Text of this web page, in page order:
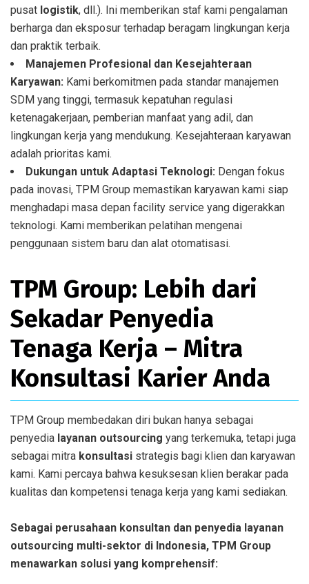
pusat logistik, dll.). Ini memberikan staf kami pengalaman
berharga dan eksposur terhadap beragam lingkungan kerja
dan praktik terbaik.
Manajemen Profesional dan Kesejahteraan
Karyawan: Kami berkomitmen pada standar manajemen
SDM yang tinggi, termasuk kepatuhan regulasi
ketenagakerjaan, pemberian manfaat yang adil, dan
lingkungan kerja yang mendukung. Kesejahteraan karyawan
adalah prioritas kami.
Dukungan untuk Adaptasi Teknologi: Dengan fokus
pada inovasi, TPM Group memastikan karyawan kami siap
menghadapi masa depan facility service yang digerakkan
teknologi. Kami memberikan pelatihan mengenai
penggunaan sistem baru dan alat otomatisasi.
TPM Group: Lebih dari
Sekadar Penyedia
Tenaga Kerja – Mitra
Konsultasi Karier Anda
TPM Group membedakan diri bukan hanya sebagai
penyedia layanan outsourcing yang terkemuka, tetapi juga
sebagai mitra konsultasi strategis bagi klien dan karyawan
kami. Kami percaya bahwa kesuksesan klien berakar pada
kualitas dan kompetensi tenaga kerja yang kami sediakan.
Sebagai perusahaan konsultan dan penyedia layanan
outsourcing multi-sektor di Indonesia, TPM Group
menawarkan solusi yang komprehensif: